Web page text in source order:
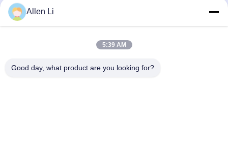
LED 5자리 7개 세그먼트 디스플레이
5*7 LED 도트 매트릭스 디스플레이
LED 막대 그래프 디스플레이
Allen Li
5:39 AM
Good day, what product are you looking for?